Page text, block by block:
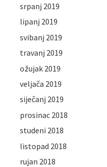
srpanj 2019
lipanj 2019
svibanj 2019
travanj 2019
ožujak 2019
veljača 2019
siječanj 2019
prosinac 2018
studeni 2018
listopad 2018
rujan 2018